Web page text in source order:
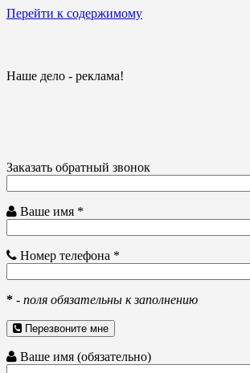
Перейти к содержимому
Наше дело - реклама!
Заказать обратный звонок
Ваше имя *
Номер телефона *
* - поля обязательны к заполнению
Перезвоните мне
Ваше имя (обязательно)